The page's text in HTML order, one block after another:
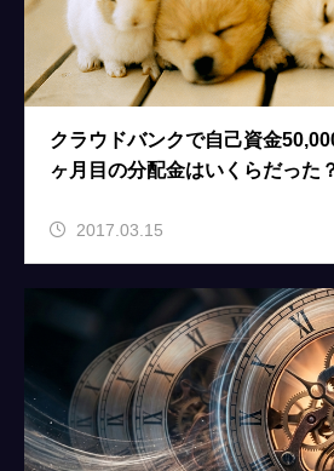
クラウドバンクで自己資金
ヶ月目の分配金はいくらだった
2017.03.15